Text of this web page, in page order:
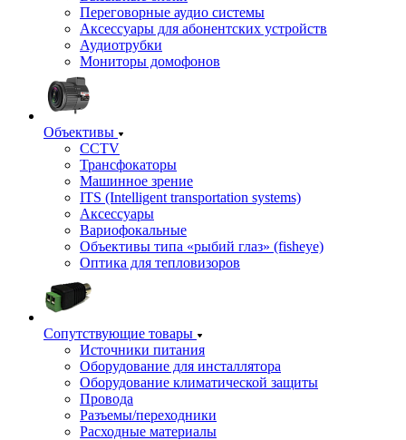
Переговорные аудио системы
Аксессуары для абонентских устройств
Аудиотрубки
Мониторы домофонов
Объективы
CCTV
Трансфокаторы
Машинное зрение
ITS (Intelligent transportation systems)
Аксессуары
Вариофокальные
Объективы типа «рыбий глаз» (fisheye)
Оптика для тепловизоров
Сопутствующие товары
Источники питания
Оборудование для инсталлятора
Оборудование климатической защиты
Провода
Разъемы/переходники
Расходные материалы